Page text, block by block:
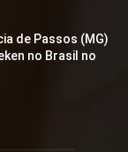
de Passos (MG)
no Brasil no